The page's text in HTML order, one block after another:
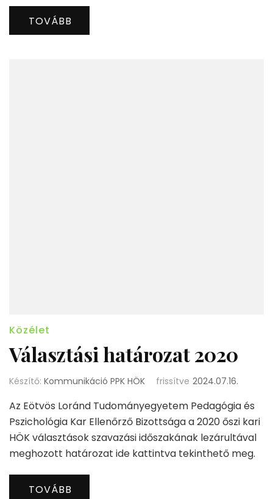
TOVÁBB
Közélet
Választási határozat 2020
Készítő: Kommunikáció PPK HÖK frissítve 2024.07.16.
Az Eötvös Loránd Tudományegyetem Pedagógia és
Pszichológia Kar Ellenőrző Bizottsága a 2020 őszi kari
HÖK választások szavazási időszakának lezárultával
meghozott határozat ide kattintva tekinthető meg.
TOVÁBB